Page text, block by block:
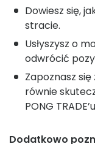
Dowiesz się,
stracie.
Usłyszysz o
odwrócić
Zapoznasz
równie
PONG
Dodatkowo